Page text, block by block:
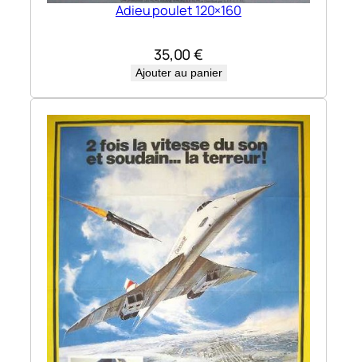
Adieu poulet 120×160
35,00€
Ajouter au panier